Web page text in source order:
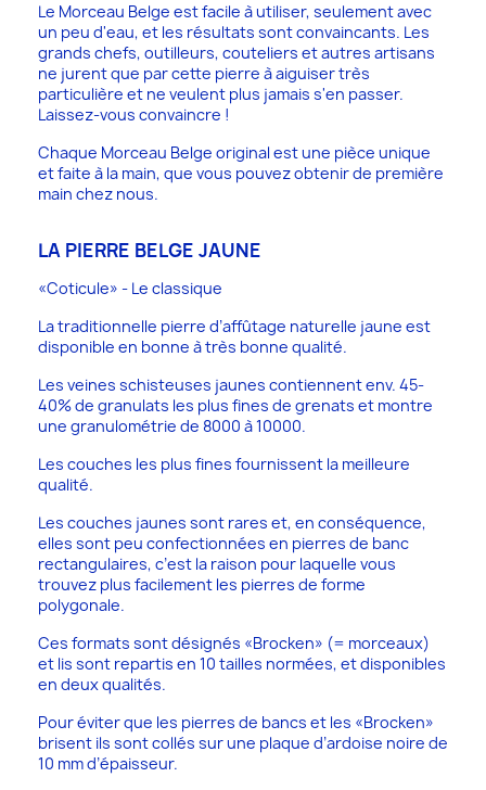
Le Morceau Belge est facile à utiliser, seulement avec
un peu d'eau, et les résultats sont convaincants. Les
grands chefs, outilleurs, couteliers et autres artisans
ne jurent que par cette pierre à aiguiser très
particulière et ne veulent plus jamais s'en passer.
Laissez-vous convaincre !
Chaque Morceau Belge original est une pièce unique
et faite à la main, que vous pouvez obtenir de première
main chez nous.
LA PIERRE BELGE JAUNE
«Coticule» - Le classique
La traditionnelle pierre d’affûtage naturelle jaune est
disponible en bonne à très bonne qualité.
Les veines schisteuses jaunes contiennent env. 45-
40% de granulats les plus fines de grenats et montre
une granulométrie de 8000 à 10000.
Les couches les plus fines fournissent la meilleure
qualité.
Les couches jaunes sont rares et, en conséquence,
elles sont peu confectionnées en pierres de banc
rectangulaires, c’est la raison pour laquelle vous
trouvez plus facilement les pierres de forme
polygonale.
Ces formats sont désignés «Brocken» (= morceaux)
et lis sont repartis en 10 tailles normées, et disponibles
en deux qualités.
Pour éviter que les pierres de bancs et les «Brocken»
brisent ils sont collés sur une plaque d’ardoise noire de
10 mm d’épaisseur.